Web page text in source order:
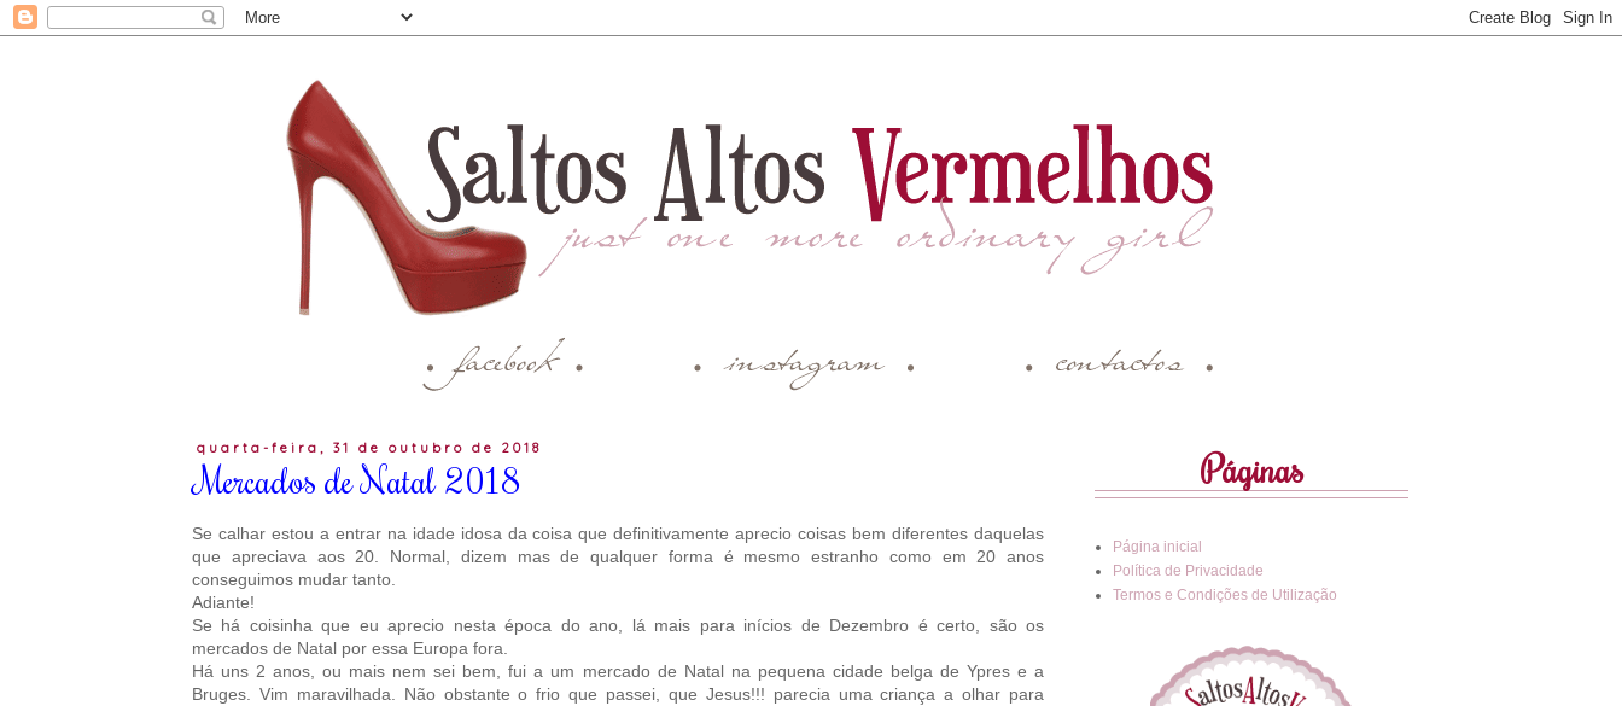
quarta-feira, 31 de outubro de 2018
Mercados de Natal 2018
Se calhar estou a entrar na idade idosa da coisa que definitivamente aprecio coisas bem diferentes daquelas
que apreciava aos 20. Normal, dizem mas de qualquer forma é mesmo estranho como em 20 anos
conseguimos mudar tanto.
Adiante!
Se há coisinha que eu aprecio nesta época do ano, lá mais para inícios de Dezembro é certo, são os
mercados de Natal por essa Europa fora.
Há uns 2 anos, ou mais nem sei bem, fui a um mercado de Natal na pequena cidade belga de Ypres e a
Bruges. Vim maravilhada. Não obstante o frio que passei, que Jesus!!! parecia uma criança a olhar para
Páginas
Página inicial
Política de Privacidade
Termos e Condições de Utilização